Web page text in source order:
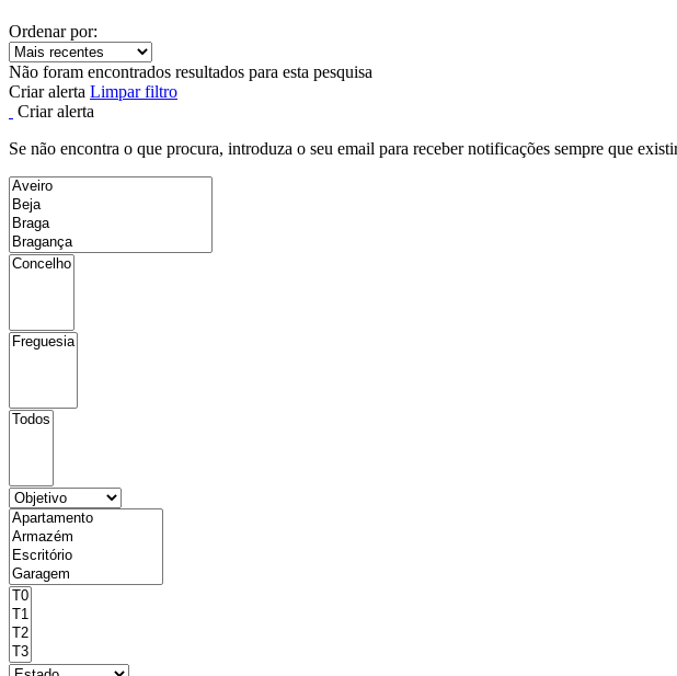
Ordenar por:
Não foram encontrados resultados para esta pesquisa
Criar alerta Limpar filtro
Criar alerta
Se não encontra o que procura, introduza o seu email para receber notificações sempre que